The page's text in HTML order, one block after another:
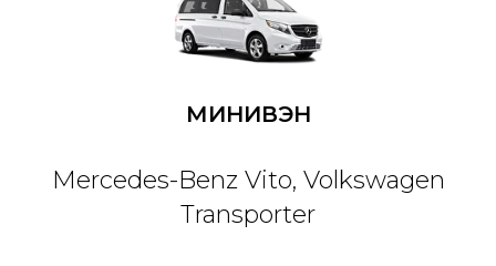
МИНИВЭН
Mercedes-Benz Vito, Volkswagen
Transporter